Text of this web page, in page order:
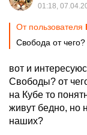
01:18,
От пользователя
Свобода от чего?
вот и
Свободы? от
на Кубе то
живут бедно, но
наших?